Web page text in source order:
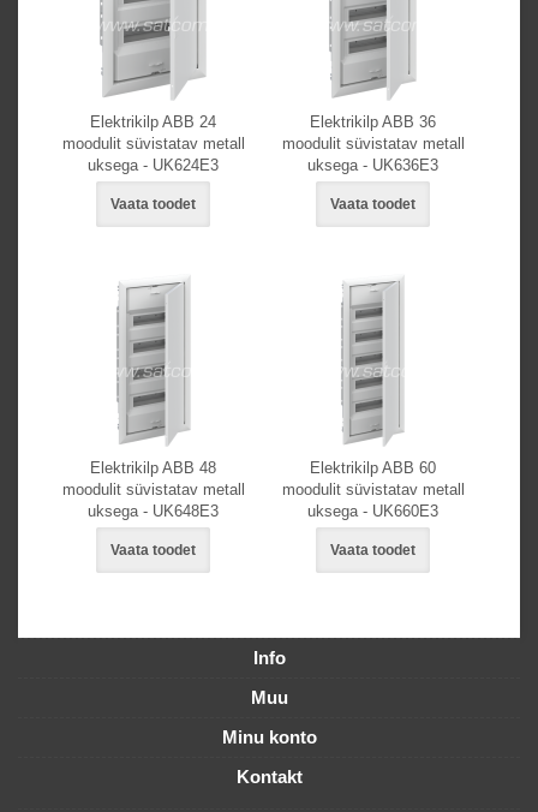
Elektrikilp ABB 24
moodulit süvistatav metall
uksega - UK624E3
Vaata toodet
Elektrikilp ABB 36
moodulit süvistatav metall
uksega - UK636E3
Vaata toodet
Elektrikilp ABB 48
moodulit süvistatav metall
uksega - UK648E3
Vaata toodet
Elektrikilp ABB 60
moodulit süvistatav metall
uksega - UK660E3
Vaata toodet
Info
Muu
Minu konto
Kontakt